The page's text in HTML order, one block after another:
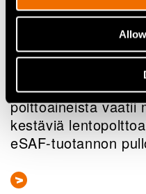
Artikkelit
Euroopan ilmailun
polttoaineista vaatii
kestäviä
eSAF-tuotannon